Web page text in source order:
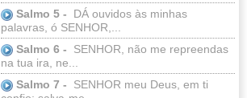
Salmo 5 -
DÁ ouvidos às minhas
palavras, ó SENHOR,...
Salmo 6 -
SENHOR, não me repreendas
na tua ira, ne...
Salmo 7 -
SENHOR meu Deus, em ti